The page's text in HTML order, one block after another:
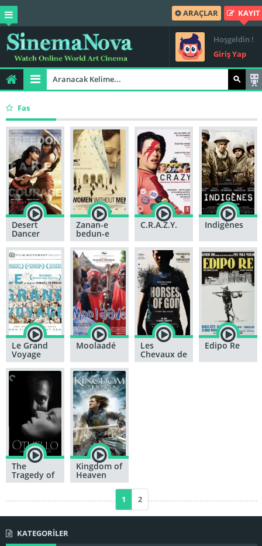
ARAÇLAR KAYIT
Hoşgeldin !
Giriş Yap
Fas
Desert
Dancer
Zanan-e
bedun-e
mardan
C.R.A.Z.Y. Indigènes
Le Grand
Voyage
Moolaadé Les
Chevaux de
Dieu
Edipo Re
The
Tragedy of
Othello:
of Venice
Kingdom of
Heaven
1 2
KATEGORİLER